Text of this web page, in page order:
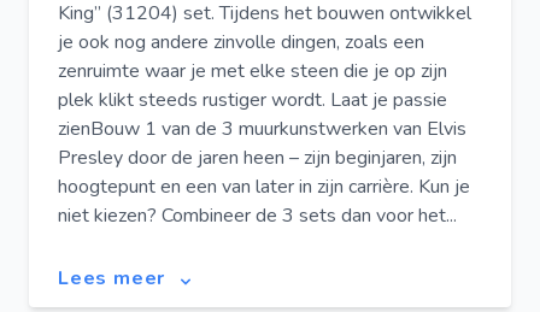
King” (31204) set. Tijdens het bouwen ontwikkel
je ook nog andere zinvolle dingen, zoals een
zenruimte waar je met elke steen die je op zijn
plek klikt steeds rustiger wordt. Laat je passie
zienBouw 1 van de 3 muurkunstwerken van Elvis
Presley door de jaren heen – zijn beginjaren, zijn
hoogtepunt en een van later in zijn carrière. Kun je
niet kiezen? Combineer de 3 sets dan voor het...
Lees meer